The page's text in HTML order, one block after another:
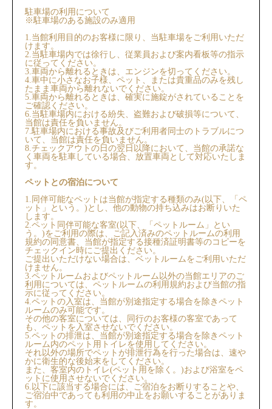
駐車場の利用について
※駐車場のある施設のみ適用
1.当館利用目的のお客様に限り、当駐車場をご利用いただ
けます。
2.当駐車場内では徐行し、従業員および案内看板等の指示
に従ってください。
3.車両から離れるときは、エンジンを切ってください。
4.車中に小さなお子様、ペット、または貴重品のみを残し
たまま車両から離れないでください。
5.車両から離れるときは、確実に施錠がされていることを
ご確認ください。
6.当駐車場内における紛失、盗難および破損等について、
当館は責任を負いません。
7.駐車場内における事故及びご利用者同士のトラブルにつ
いて、当館は責任を負いません。
8.チェックアウトの日の翌日以降において、当館の承諾な
く車両を駐車している場合、放置車両として対応いたしま
す。
ペットとの宿泊について
1.同伴可能なペットは当館が指定する種類のみ(以下、「ペ
ット」という。)とし、他の動物の持ち込みはお断りいた
します。
2.ペット同伴可能な客室(以下、「ペットルーム」とい
う。)をご利用の際は、ご記入済みのペットルームの利用
規約の同意書、当館が指定する接種済証明書等のコピーを
チェックイン時にご提出ください。
ご提出いただけない場合は、ベットルームをご利用いただ
けません。
3.ペットルームおよびペットルーム以外の当館エリアのご
利用については、ペットルームの利用規約および当館の指
示に従ってください。
4.ペットの入室は、当館が別途指定する場合を除きペット
ルームのみ可能です。
その他の客室については、同行のお客様の客室であって
も、ペットを入室させないでください。
5.ペットの排泄は、当館が別途指定する場合を除きペット
ルーム内のペット用トイレを使用してください。
それ以外の場所でペットが排泄行為を行った場合は、速や
かに衛生的な後始末をしてください。
また、客室内のトイレ(ペット用を除く。)および浴室をペ
ットに使用させないでください。
6.以下に該当する場合には、ご宿泊をお断りすることや、
ご宿泊中であっても利用の中止をお願いすることがありま
す。